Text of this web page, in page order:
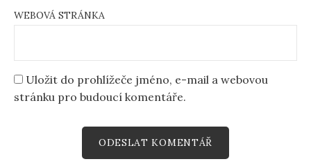
WEBOVÁ STRÁNKA
Uložit do prohlížeče jméno, e-mail a webovou
stránku pro budoucí komentáře.